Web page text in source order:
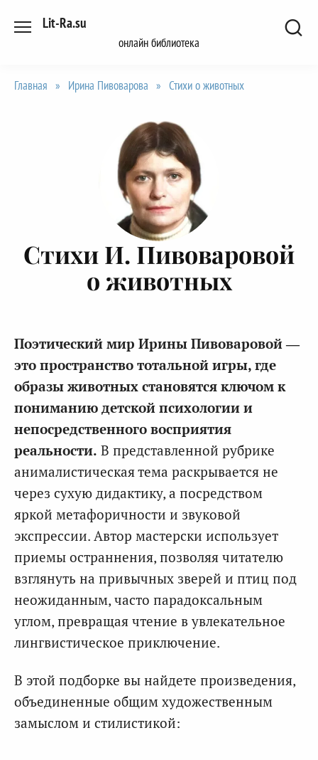
Lit-Ra.su
онлайн библиотека
Главная » Ирина Пивоварова » Стихи о животных
Стихи И. Пивоваровой
о животных
Поэтический мир Ирины Пивоваровой —
это пространство тотальной игры, где
образы животных становятся ключом к
пониманию детской психологии и
непосредственного восприятия
реальности. В представленной рубрике
анималистическая тема раскрывается не
через сухую дидактику, а посредством
яркой метафоричности и звуковой
экспрессии. Автор мастерски использует
приемы остраннения, позволяя читателю
взглянуть на привычных зверей и птиц под
неожиданным, часто парадоксальным
углом, превращая чтение в увлекательное
лингвистическое приключение.
В этой подборке вы найдете произведения,
объединенные общим художественным
замыслом и стилистикой: